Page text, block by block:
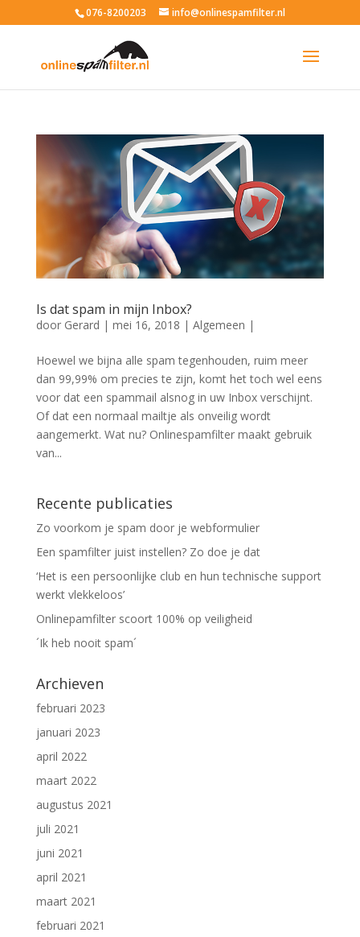
076-8200203 info@onlinespamfilter.nl
Is dat spam in mijn Inbox?
door Gerard | mei 16, 2018 | Algemeen |
Hoewel we bijna alle spam tegenhouden, ruim meer
dan 99,99% om precies te zijn, komt het toch wel eens
voor dat een spammail alsnog in uw Inbox verschijnt.
Of dat een normaal mailtje als onveilig wordt
aangemerkt. Wat nu? Onlinespamfilter maakt gebruik
van...
Recente publicaties
Zo voorkom je spam door je webformulier
Een spamfilter juist instellen? Zo doe je dat
‘Het is een persoonlijke club en hun technische support
werkt vlekkeloos’
Onlinepamfilter scoort 100% op veiligheid
´Ik heb nooit spam´
Archieven
februari 2023
januari 2023
april 2022
maart 2022
augustus 2021
juli 2021
juni 2021
april 2021
maart 2021
februari 2021